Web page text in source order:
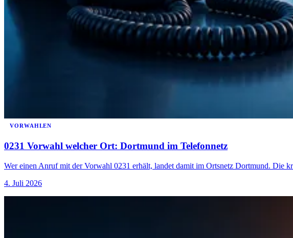
VORWAHLEN
0231 Vorwahl welcher Ort: Dortmund im Telefonnetz
Wer einen Anruf mit der Vorwahl 0231 erhält, landet damit im Ortsnetz Dortmund. Die
4. Juli 2026